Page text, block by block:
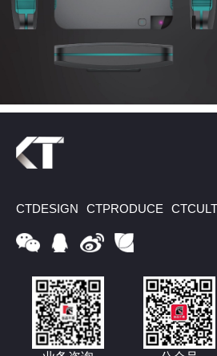
CTDESIGN CTPRODUCE